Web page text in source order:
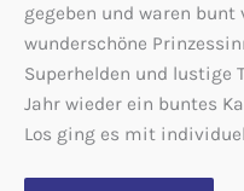
gegeben und waren bunt
wunderschöne
Superhelden und lustige
Jahr wieder ein buntes
Los ging es mit